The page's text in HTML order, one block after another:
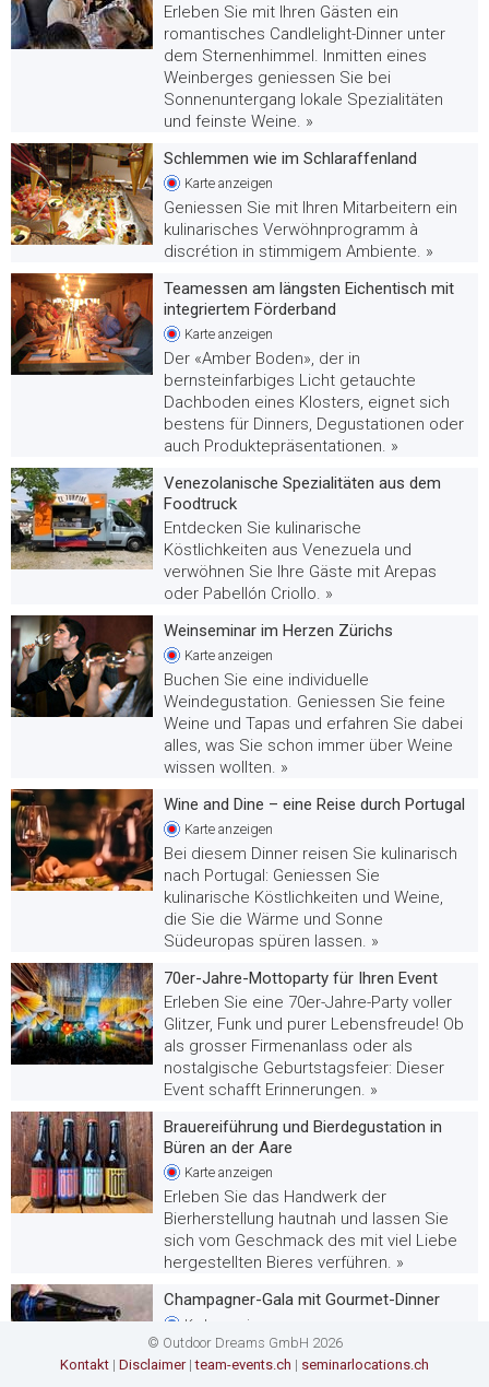
Erleben Sie mit Ihren Gästen ein
romantisches Candlelight-Dinner unter
dem Sternenhimmel. Inmitten eines
Weinberges geniessen Sie bei
Sonnenuntergang lokale Spezialitäten
und feinste Weine. »
Schlemmen wie im Schlaraffenland
Karte anzeigen
Geniessen Sie mit Ihren Mitarbeitern ein
kulinarisches Verwöhnprogramm à
discrétion in stimmigem Ambiente. »
Teamessen am längsten Eichentisch mit
integriertem Förderband
Karte anzeigen
Der «Amber Boden», der in
bernsteinfarbiges Licht getauchte
Dachboden eines Klosters, eignet sich
bestens für Dinners, Degustationen oder
auch Produktepräsentationen. »
Venezolanische Spezialitäten aus dem
Foodtruck
Entdecken Sie kulinarische
Köstlichkeiten aus Venezuela und
verwöhnen Sie Ihre Gäste mit Arepas
oder Pabellón Criollo. »
Weinseminar im Herzen Zürichs
Karte anzeigen
Buchen Sie eine individuelle
Weindegustation. Geniessen Sie feine
Weine und Tapas und erfahren Sie dabei
alles, was Sie schon immer über Weine
wissen wollten. »
Wine and Dine – eine Reise durch Portugal
Karte anzeigen
Bei diesem Dinner reisen Sie kulinarisch
nach Portugal: Geniessen Sie
kulinarische Köstlichkeiten und Weine,
die Sie die Wärme und Sonne
Südeuropas spüren lassen. »
70er-Jahre-Mottoparty für Ihren Event
Erleben Sie eine 70er-Jahre-Party voller
Glitzer, Funk und purer Lebensfreude! Ob
als grosser Firmenanlass oder als
nostalgische Geburtstagsfeier: Dieser
Event schafft Erinnerungen. »
Brauereiführung und Bierdegustation in
Büren an der Aare
Karte anzeigen
Erleben Sie das Handwerk der
Bierherstellung hautnah und lassen Sie
sich vom Geschmack des mit viel Liebe
hergestellten Bieres verführen. »
Champagner-Gala mit Gourmet-Dinner
Karte anzeigen
Laden Sie Ihre Gäste zu einem Gourmet-
Dinner in acht Gängen ein, begleitet von
© Outdoor Dreams GmbH 2026
Kontakt | Disclaimer|team-events.ch | seminarlocations.ch